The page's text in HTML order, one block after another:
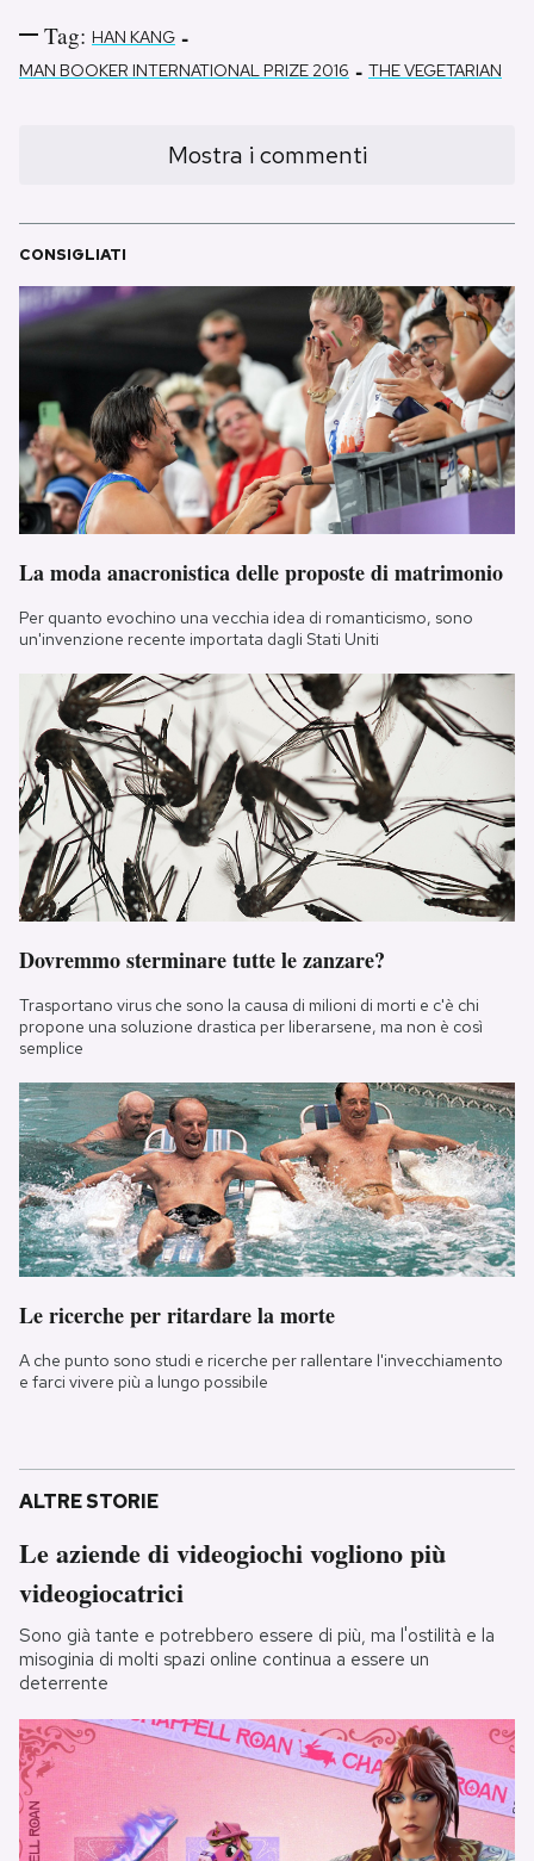
Tag: HAN KANG -
MAN BOOKER INTERNATIONAL PRIZE 2016 - THE VEGETARIAN
Mostra i commenti
CONSIGLIATI
La moda anacronistica delle proposte di matrimonio
Per quanto evochino una vecchia idea di romanticismo, sono
un'invenzione recente importata dagli Stati Uniti
Dovremmo sterminare tutte le zanzare?
Trasportano virus che sono la causa di milioni di morti e c'è chi
propone una soluzione drastica per liberarsene, ma non è così
semplice
Le ricerche per ritardare la morte
A che punto sono studi e ricerche per rallentare l'invecchiamento
e farci vivere più a lungo possibile
ALTRE STORIE
Le aziende di videogiochi vogliono più
videogiocatrici
Sono già tante e potrebbero essere di più, ma l'ostilità e la
misoginia di molti spazi online continua a essere un
deterrente